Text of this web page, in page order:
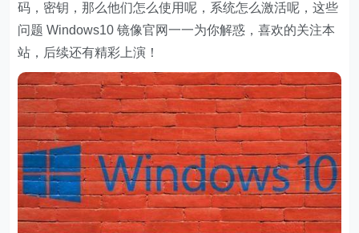
码，密钥，那么他们怎么使用呢，系统怎么激活呢，这些
问题 Windows10 镜像官网一一为你解惑，喜欢的关注本
站，后续还有精彩上演！